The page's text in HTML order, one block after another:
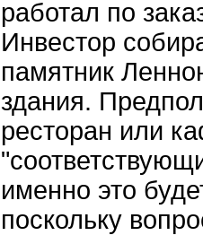
работал по
Инвестор
памятник
здания.
ресторан или
именно это
поскольку